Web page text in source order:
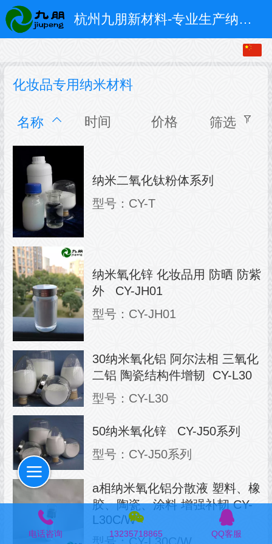
杭州九朋新材料-专业生产纳米氧化铝 纳米氧化钛 纳米氧化锆 纳米氧化锌 纳米氧化铈等
化妆品专用纳米材料
名称 时间 价格 筛选
纳米二氧化钛粉体系列
型号：CY-T
​纳米氧化锌 化妆品用 防晒 防紫
外 CY-JH01
型号：CY-JH01
30纳米氧化铝 阿尔法相 三氧化
二铝 陶瓷结构件增韧 CY-L30
型号：CY-L30
50纳米氧化锌 CY-J50系列
型号：CY-J50系列
a相纳米氧化铝分散液 塑料、橡
胶、陶瓷、涂料 增强补韧 CY-
L30C/W
型号：CY-L30C/W
电话咨询 13235718865 QQ客服